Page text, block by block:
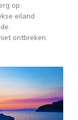
op
eiland
ontbreken.